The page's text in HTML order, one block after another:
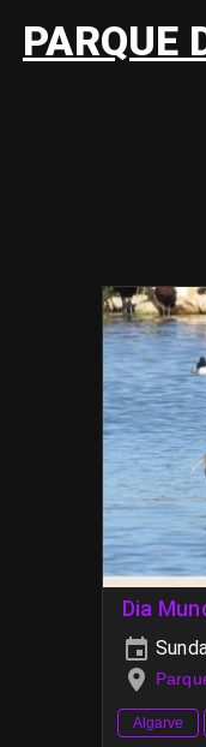
PARQUE
Dia
Algarve